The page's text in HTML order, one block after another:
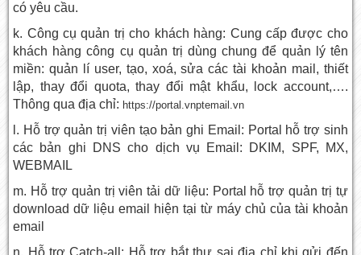
có yêu cầu.
k. Công cụ quản trị cho khách hàng: Cung cấp được cho
khách hàng công cụ quản trị dùng chung để quản lý tên
miền: quản lí user, tạo, xoá, sửa các tài khoản mail, thiết
lập, thay đổi quota, thay đổi mật khẩu, lock account,….
Thông qua địa chỉ: https://portal.vnptemail.vn
l. Hỗ trợ quản trị viên tạo bản ghi Email: Portal hỗ trợ sinh
các bản ghi DNS cho dịch vụ Email: DKIM, SPF, MX,
WEBMAIL
m. Hỗ trợ quản trị viên tải dữ liệu: Portal hỗ trợ quản trị tự
download dữ liệu email hiện tại từ máy chủ của tài khoản
email
n. Hỗ trợ Catch-all: Hỗ trợ bắt thư sai địa chỉ khi gửi đến